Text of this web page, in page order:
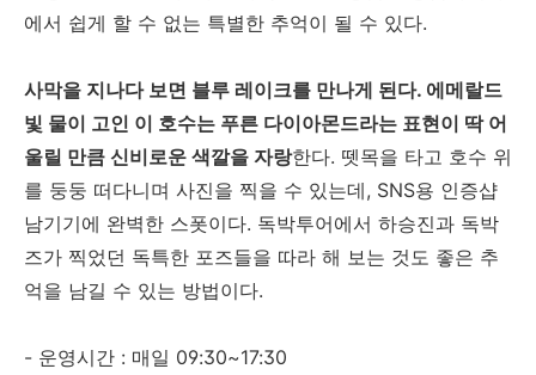
에서 쉽게 할 수 없는 특별한 추억이 될 수 있다.
사막을 지나다 보면 블루 레이크를 만나게 된다. 에메랄드
빛 물이 고인 이 호수는 푸른 다이아몬드라는 표현이 딱 어
울릴 만큼 신비로운 색깔을 자랑한다. 뗏목을 타고 호수 위
를 둥둥 떠다니며 사진을 찍을 수 있는데, SNS용 인증샵
남기기에 완벽한 스폿이다. 독박투어에서 하승진과 독박
즈가 찍었던 독특한 포즈들을 따라 해 보는 것도 좋은 추
억을 남길 수 있는 방법이다.
- 운영시간 : 매일 09:30~17:30